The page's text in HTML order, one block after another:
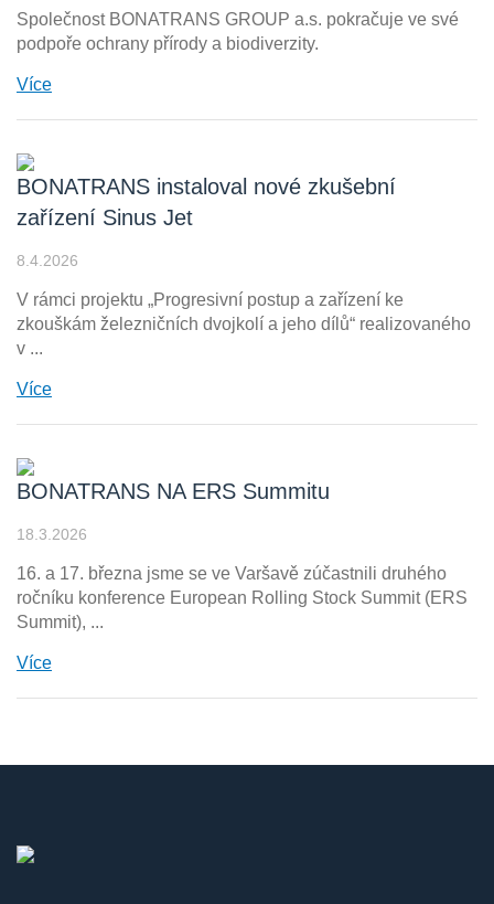
Společnost BONATRANS GROUP a.s. pokračuje ve své
podpoře ochrany přírody a biodiverzity.
Více
BONATRANS instaloval nové zkušební
zařízení Sinus Jet
8.4.2026
V rámci projektu „Progresivní postup a zařízení ke
zkouškám železničních dvojkolí a jeho dílů“ realizovaného
v ...
Více
BONATRANS NA ERS Summitu
18.3.2026
16. a 17. března jsme se ve Varšavě zúčastnili druhého
ročníku konference European Rolling Stock Summit (ERS
Summit), ...
Více